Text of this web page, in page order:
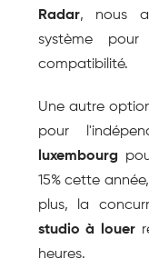
Radar, nous
système pour
compatibilité.
Une autre
pour
luxembourg
15% cette
studio à louer
heures.